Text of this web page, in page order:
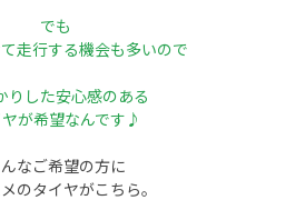
でも
走行する機会も多いので
りした安心感のある
が希望なんです♪
なご希望の方に
のタイヤがこちら。